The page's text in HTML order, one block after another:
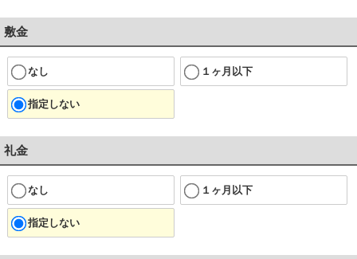
敷金
なし １ヶ月以下
指定しない
礼金
なし １ヶ月以下
指定しない